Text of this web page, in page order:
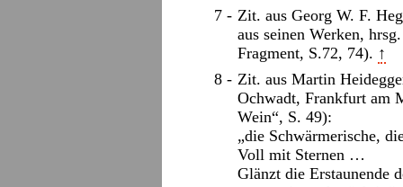
Zit. aus Georg W. F.
aus seinen Werken,
Fragment, S.72, 74). ↑
Zit. aus Martin
Ochwadt, Frankfurt am
Wein“, S. 49):
„die Schwärmerische,
Voll mit Sternen …
Glänzt die Erstaunende